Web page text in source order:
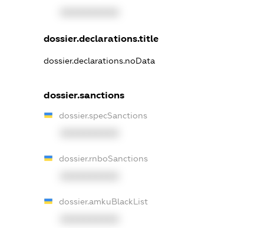
dossier.declarations.title
dossier.declarations.noData
dossier.sanctions
dossier.specSanctions
dossier.rnboSanctions
dossier.amkuBlackList